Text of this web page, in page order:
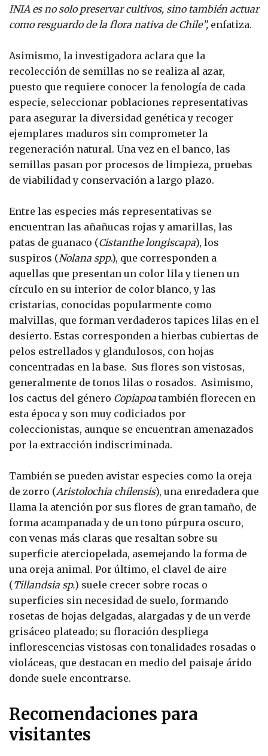
INIA es no solo preservar cultivos, sino también actuar
como resguardo de la flora nativa de Chile”, enfatiza.
Asimismo, la investigadora aclara que la
recolección de semillas no se realiza al azar,
puesto que requiere conocer la fenología de cada
especie, seleccionar poblaciones representativas
para asegurar la diversidad genética y recoger
ejemplares maduros sin comprometer la
regeneración natural. Una vez en el banco, las
semillas pasan por procesos de limpieza, pruebas
de viabilidad y conservación a largo plazo.
Entre las especies más representativas se
encuentran las añañucas rojas y amarillas, las
patas de guanaco (Cistanthe longiscapa), los
suspiros (Nolana spp.), que corresponden a
aquellas que presentan un color lila y tienen un
círculo en su interior de color blanco, y las
cristarias, conocidas popularmente como
malvillas, que forman verdaderos tapices lilas en el
desierto. Estas corresponden a hierbas cubiertas de
pelos estrellados y glandulosos, con hojas
concentradas en la base. Sus flores son vistosas,
generalmente de tonos lilas o rosados. Asimismo,
los cactus del género Copiapoa también florecen en
esta época y son muy codiciados por
coleccionistas, aunque se encuentran amenazados
por la extracción indiscriminada.
También se pueden avistar especies como la oreja
de zorro (Aristolochia chilensis), una enredadera que
llama la atención por sus flores de gran tamaño, de
forma acampanada y de un tono púrpura oscuro,
con venas más claras que resaltan sobre su
superficie aterciopelada, asemejando la forma de
una oreja animal. Por último, el clavel de aire
(Tillandsia sp.) suele crecer sobre rocas o
superficies sin necesidad de suelo, formando
rosetas de hojas delgadas, alargadas y de un verde
grisáceo plateado; su floración despliega
inflorescencias vistosas con tonalidades rosadas o
violáceas, que destacan en medio del paisaje árido
donde suele encontrarse.
Recomendaciones para
visitantes